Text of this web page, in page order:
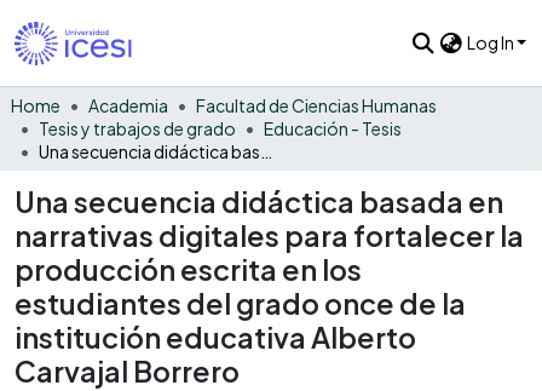
Log In
Home Academia
Facultad de Ciencias Humanas
Tesis y trabajos de grado
Educación - Tesis
Una secuencia didáctica basada en
narrativas digitales para fortalecer la
producción escrita en los
estudiantes del grado once de la
institución educativa Alberto
Carvajal Borrero